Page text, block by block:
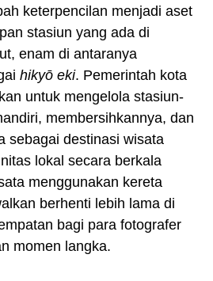
keterpencilan menjadi aset
stasiun yang ada di
enam di antaranya
hikyō eki. Pemerintah kota
untuk mengelola stasiun-
membersihkannya, dan
sebagai destinasi wisata
lokal secara berkala
menggunakan kereta
berhenti lebih lama di
bagi para fotografer
momen langka.